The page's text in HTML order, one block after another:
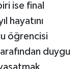
ise final
hayatını
öğrencisi
duygu